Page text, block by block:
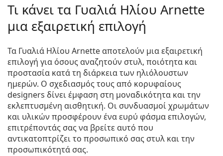
Τι κάνει τα Γυαλιά Ηλίου Arnette
μια εξαιρετική επιλογή
Τα Γυαλιά Ηλίου Arnette αποτελούν μια εξαιρετική
επιλογή για όσους αναζητούν στυλ, ποιότητα και
προστασία κατά τη διάρκεια των ηλιόλουστων
ημερών. Ο σχεδιασμός τους από κορυφαίους
designers δίνει έμφαση στη μοναδικότητα και την
εκλεπτυσμένη αισθητική. Οι συνδυασμοί χρωμάτων
και υλικών προσφέρουν ένα ευρύ φάσμα επιλογών,
επιτρέποντάς σας να βρείτε αυτό που
αντικατοπτρίζει το προσωπικό σας στυλ και την
προσωπικότητά σας.